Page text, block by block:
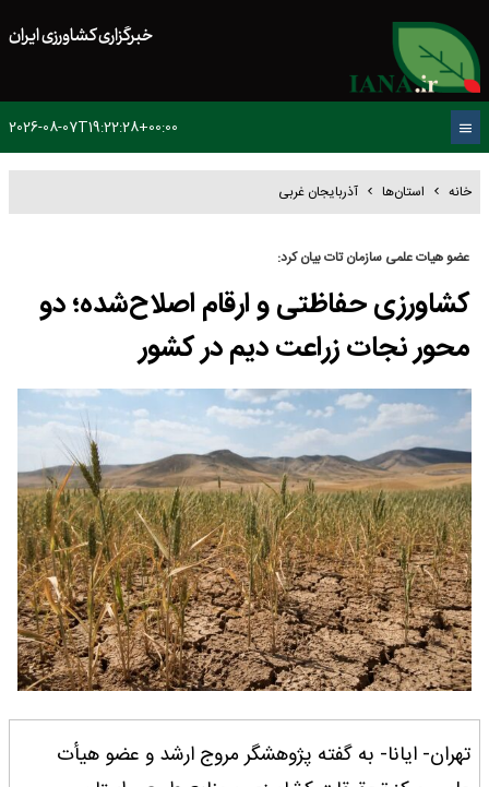
خبرگزاری کشاورزی ایران
2026-08-07T19:22:28+00:00
خانه استان‌ها آذربایجان غربی
عضو هیات علمی سازمان تات بیان کرد:
کشاورزی حفاظتی و ارقام اصلاح‌شده؛ دو
محور نجات زراعت دیم در کشور
تهران- ایانا- به گفته پژوهشگر مروج ارشد و عضو هیأت